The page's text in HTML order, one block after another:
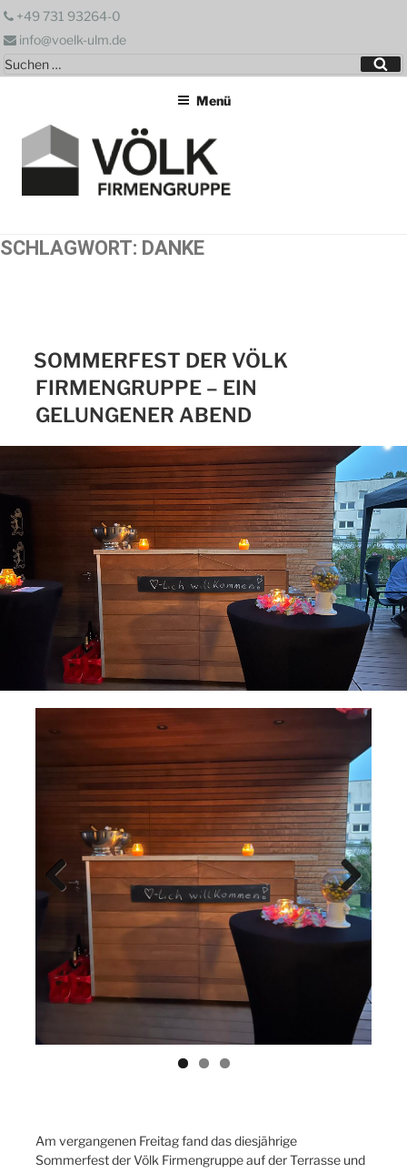
Zum
springen
+49 731 93264-0
info@voelk-ulm.de
Suchen
nach:
Menü
SCHLAGWORT: DANKE
SOMMERFEST DER VÖLK
FIRMENGRUPPE – EIN
GELUNGENER ABEND
Next
Am vergangenen Freitag fand das diesjährige
Sommerfest der Völk Firmengruppe auf der Terrasse und